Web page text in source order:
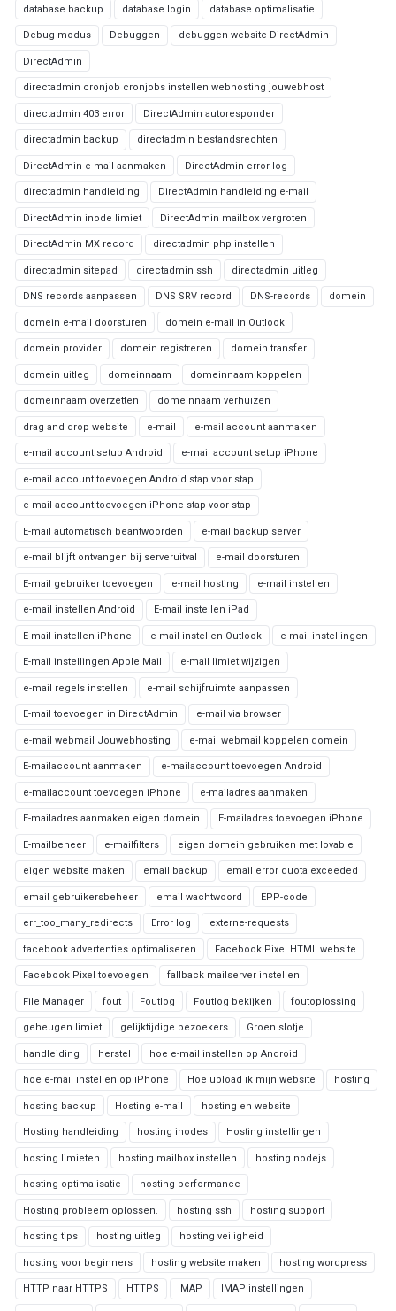
database backup database login database optimalisatie
Debug modus Debuggen debuggen website DirectAdmin
DirectAdmin
directadmin cronjob cronjobs instellen webhosting jouwebhost
directadmin 403 error DirectAdmin autoresponder
directadmin backup directadmin bestandsrechten
DirectAdmin e-mail aanmaken DirectAdmin error log
directadmin handleiding DirectAdmin handleiding e-mail
DirectAdmin inode limiet DirectAdmin mailbox vergroten
DirectAdmin MX record directadmin php instellen
directadmin sitepad directadmin ssh directadmin uitleg
DNS records aanpassen DNS SRV record DNS-records domein
domein e-mail doorsturen domein e-mail in Outlook
domein provider domein registreren domein transfer
domein uitleg domeinnaam domeinnaam koppelen
domeinnaam overzetten domeinnaam verhuizen
drag and drop website e-mail e-mail account aanmaken
e-mail account setup Android e-mail account setup iPhone
e-mail account toevoegen Android stap voor stap
e-mail account toevoegen iPhone stap voor stap
E-mail automatisch beantwoorden e-mail backup server
e-mail blijft ontvangen bij serveruitval e-mail doorsturen
E-mail gebruiker toevoegen e-mail hosting e-mail instellen
e-mail instellen Android E-mail instellen iPad
E-mail instellen iPhone e-mail instellen Outlook e-mail instellingen
E-mail instellingen Apple Mail e-mail limiet wijzigen
e-mail regels instellen e-mail schijfruimte aanpassen
E-mail toevoegen in DirectAdmin e-mail via browser
e-mail webmail Jouwebhosting e-mail webmail koppelen domein
E-mailaccount aanmaken e-mailaccount toevoegen Android
e-mailaccount toevoegen iPhone e-mailadres aanmaken
E-mailadres aanmaken eigen domein E-mailadres toevoegen iPhone
E-mailbeheer e-mailfilters eigen domein gebruiken met lovable
eigen website maken email backup email error quota exceeded
email gebruikersbeheer email wachtwoord EPP-code
err_too_many_redirects Error log externe-requests
facebook advertenties optimaliseren Facebook Pixel HTML website
Facebook Pixel toevoegen fallback mailserver instellen
File Manager fout Foutlog Foutlog bekijken foutoplossing
geheugen limiet gelijktijdige bezoekers Groen slotje
handleiding herstel hoe e-mail instellen op Android
hoe e-mail instellen op iPhone Hoe upload ik mijn website hosting
hosting backup Hosting e-mail hosting en website
Hosting handleiding hosting inodes Hosting instellingen
hosting limieten hosting mailbox instellen hosting nodejs
hosting optimalisatie hosting performance
Hosting probleem oplossen. hosting ssh hosting support
hosting tips hosting uitleg hosting veiligheid
hosting voor beginners hosting website maken hosting wordpress
HTTP naar HTTPS HTTPS IMAP IMAP instellingen